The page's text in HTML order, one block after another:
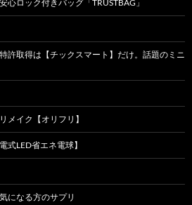
心ロック付きバッグ「TRUSTBAG」
許取得は【チックスマート】だけ。話題のミニ
メイク【オリフリ】
式LED省エネ電球】
になる方のサプリ